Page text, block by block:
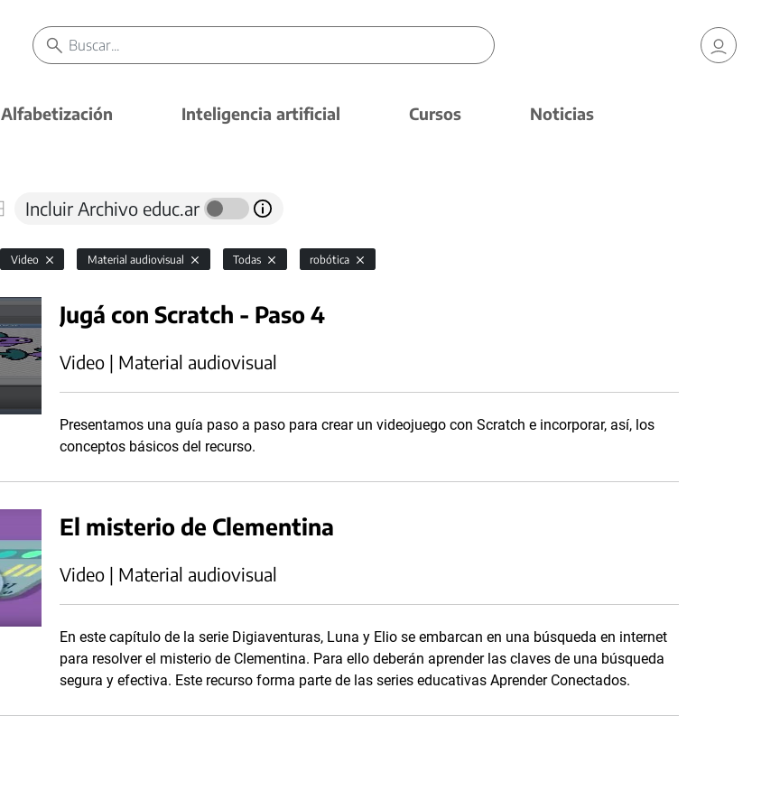
Alfabetización Inteligencia artificial Cursos Noticias
Incluir Archivo educ.ar
Video Material audiovisual Todas robótica
Jugá con Scratch - Paso 4
Video | Material audiovisual
Presentamos una guía paso a paso para crear un videojuego con Scratch e incorporar, así, los
conceptos básicos del recurso.
El misterio de Clementina
Video | Material audiovisual
En este capítulo de la serie Digiaventuras, Luna y Elio se embarcan en una búsqueda en internet
para resolver el misterio de Clementina. Para ello deberán aprender las claves de una búsqueda
segura y efectiva. Este recurso forma parte de las series educativas Aprender Conectados.